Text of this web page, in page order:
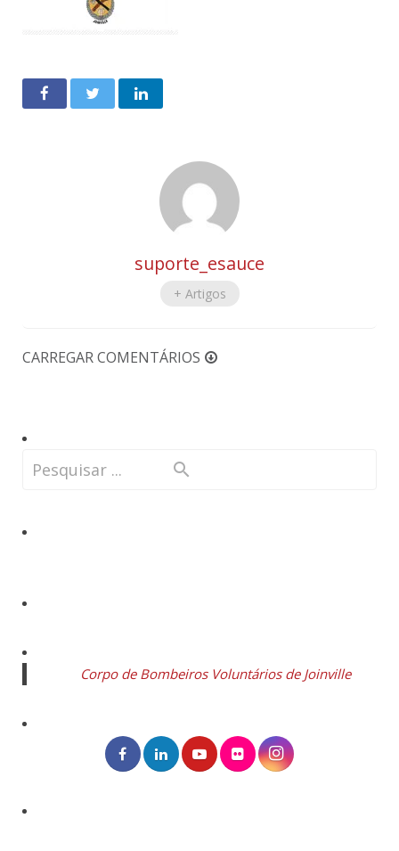
suporte_esauce
+ Artigos
CARREGAR COMENTÁRIOS
Corpo de Bombeiros Voluntários de Joinville